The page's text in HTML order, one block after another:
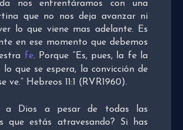
nos enfrentáramos con una
que no nos deja avanzar ni
lo que viene mas adelante. Es
en ese momento que debemos
fe. Porque “Es, pues, la fe la
lo que se espera, la convicción de
ve.” Hebreos 11:1 (RVR1960).
a Dios a pesar de todas las
que estás atravesando? Si has